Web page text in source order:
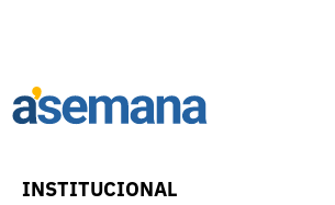
INSTITUCIONAL